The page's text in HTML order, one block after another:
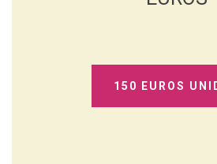
150 EUROS